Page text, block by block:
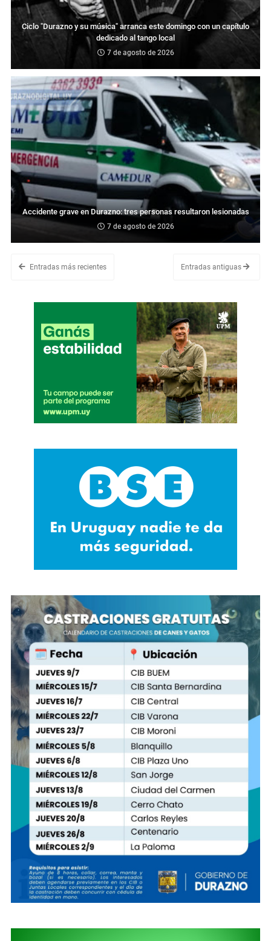
Ciclo "Durazno y su música" arranca este domingo con un capítulo
dedicado al tango local
7 de agosto de 2026
Accidente grave en Durazno: tres personas resultaron lesionadas
7 de agosto de 2026
Entradas más recientes Entradas antiguas